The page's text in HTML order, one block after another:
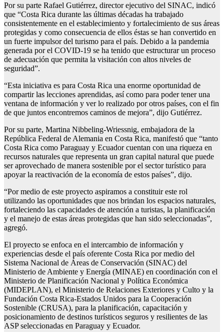
Por su parte Rafael Gutiérrez, director ejecutivo del SINAC, indicó
que “Costa Rica durante las últimas décadas ha trabajado
consistentemente en el establecimiento y fortalecimiento de sus áreas
protegidas y como consecuencia de ellos éstas se han convertido en
un fuerte impulsor del turismo para el país. Debido a la pandemia
generada por el COVID-19 se ha tenido que estructurar un proceso
de adecuación que permita la visitación con altos niveles de
seguridad”.
“Esta iniciativa es para Costa Rica una enorme oportunidad de
compartir las lecciones aprendidas, así como para poder tener una
ventana de información y ver lo realizado por otros países, con el fin
de que juntos encontremos caminos de mejora”, dijo Gutiérrez.
Por su parte, Martina Nibbeling-Wriessnig, embajadora de la
República Federal de Alemania en Costa Rica, manifestó que “tanto
Costa Rica como Paraguay y Ecuador cuentan con una riqueza en
recursos naturales que representa un gran capital natural que puede
ser aprovechado de manera sostenible por el sector turístico para
apoyar la reactivación de la economía de estos países”, dijo.
“Por medio de este proyecto aspiramos a constituir este rol
utilizando las oportunidades que nos brindan los espacios naturales,
fortaleciendo las capacidades de atención a turistas, la planificación
y el manejo de estas áreas protegidas que han sido seleccionadas”,
agregó.
El proyecto se enfoca en el intercambio de información y
experiencias desde el país oferente Costa Rica por medio del
Sistema Nacional de Áreas de Conservación (SINAC) del
Ministerio de Ambiente y Energía (MINAE) en coordinación con el
Ministerio de Planificación Nacional y Política Económica
(MIDEPLAN), el Ministerio de Relaciones Exteriores y Culto y la
Fundación Costa Rica-Estados Unidos para la Cooperación
Sostenible (CRUSA), para la planificación, capacitación y
posicionamiento de destinos turísticos seguros y resilientes de las
ASP seleccionadas en Paraguay y Ecuador.